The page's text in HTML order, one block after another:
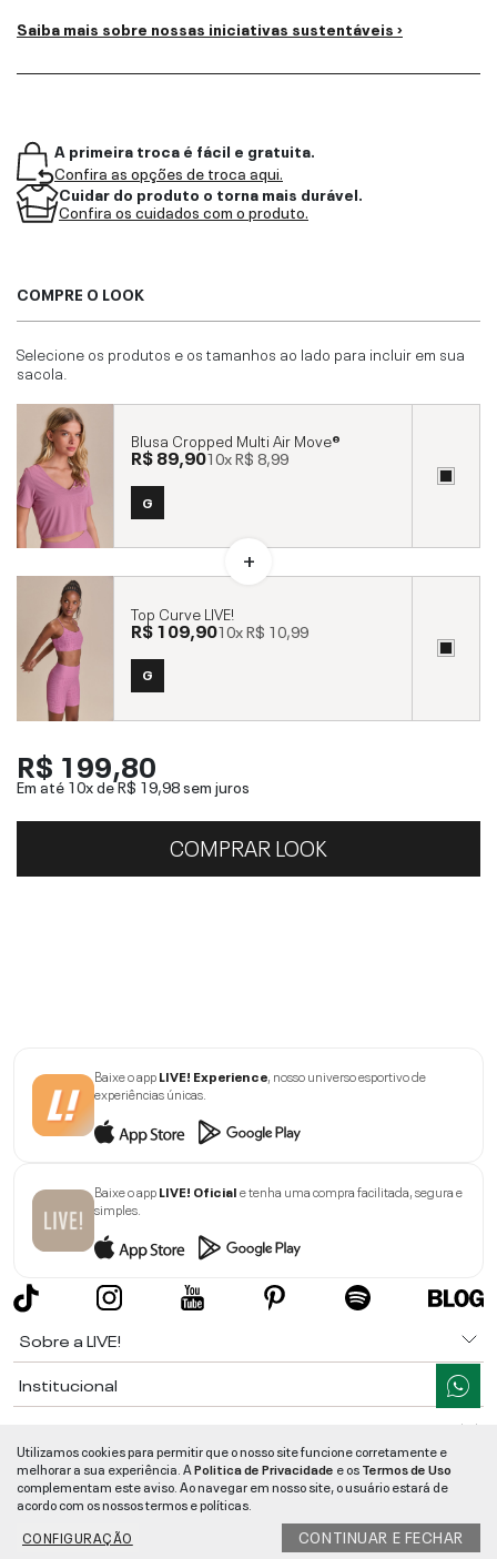
Saiba mais sobre nossas iniciativas sustentáveis ›
A primeira troca é fácil e gratuita.
Confira as opções de troca aqui.
Cuidar do produto o torna mais durável.
Confira os cuidados com o produto.
COMPRE O LOOK
Selecione os produtos e os tamanhos ao lado para incluir em sua
sacola.
Blusa Cropped Multi Air Move®
R$ 89,9010xR$ 8,99
G
Top Curve LIVE!
R$ 109,9010xR$ 10,99
G
R$ 199,80
Em até 10x deR$ 19,98sem juros
COMPRAR LOOK
Baixe o appLIVE! Experience , nosso universo esportivo de
experiências únicas.
Baixe o appLIVE! Oficiale tenha uma compra facilitada, segura e
simples.
Sobre a LIVE!
Institucional
Ajuda
Segurança e Qualidade
LIVE!©2026- TODOS OS DIREITOS RESERVADOS -RUA MANOEL FRANCISCO
Utilizamos cookies para permitir que o nosso site funcione corretamente e
melhorar a sua experiência. APolitica de Privacidade e osTermos de Uso
complementam este aviso. Ao navegar em nosso site, o usuário estará de
acordo com os nossos termos e políticas.
CONFIGURAÇÃO
CONTINUAR E FECHAR